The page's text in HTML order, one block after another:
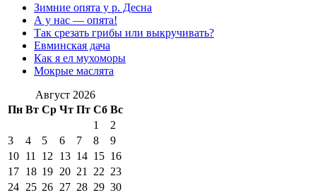
Зимние опята у р. Десна
А у нас — опята!
Так срезать грибы или выкручивать?
Евминская дача
Как я ел мухоморы
Мокрые маслята
Август 2026
Пн Вт Ср Чт Пт Сб Вс
1
2
3
4 5 6 7 8
9
10 11 12 13 14 15 16
17 18 19 20 21 22 23
24 25 26 27 28 29 30